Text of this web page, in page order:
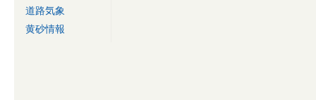
道路気象
黄砂情報